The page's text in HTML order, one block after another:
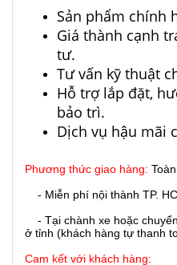
Sản phẩm chính
Giá thành cạnh
tư.
Tư vấn kỹ thuật
Hỗ trợ lắp đặt,
bảo trì.
Dịch vụ hậu mãi
Phương thức giao hàng:
- Miễn phí nội thành TP.
- Tại chành xe hoặc
ở tỉnh (khách hàng tự thanh
Cam kết với khách hàng: